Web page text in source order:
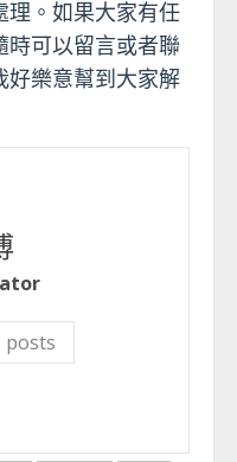
理。如果大家有任
時可以留言或者聯
好樂意幫到大家解
posts